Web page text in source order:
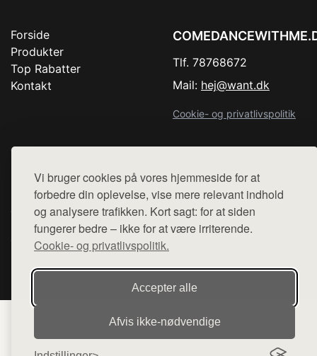
Vi bruger cookies på vores hjemmeside for at
forbedre din oplevelse, vise mere relevant indhold
og analysere trafikken. Kort sagt: for at siden
fungerer bedre – ikke for at være irriterende.
Cookie- og privatlivspolitik.
Accepter alle
Afvis ikke‑nødvendige
Forside
Produkter
Top Rabatter
Kontakt
Tlf. 78768672
Mail: hej@want.dk
Cookie- og privatlivspolitik
Denne side er en del af want.dk, der udgiver en række
hjemmesider med præsentation af forskellige produkter fra
diverse webshops. Der sælges ikke varer fra denne side - vi
henviser til de shops, som sælger varen. Vi har heller ikke
varerne på lager.
© 2026 comedancewithme.dk. Alle rettigheder forbeholdes.